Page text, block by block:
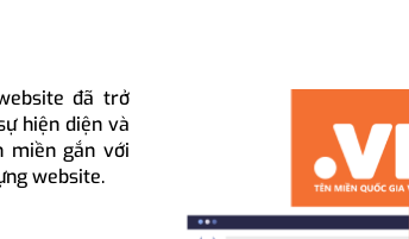
đã trở
hiện diện và
miền gắn với
website.